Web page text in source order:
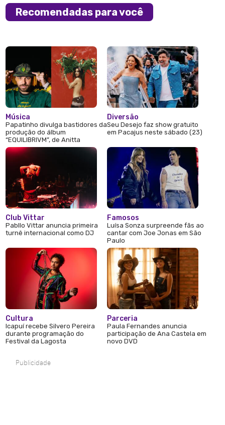
Recomendadas para você
Música
Papatinho divulga bastidores da
produção do álbum
“EQUILIBRIVM”, de Anitta
Club Vittar
Pabllo Vittar anuncia primeira
turnê internacional como DJ
Cultura
Icapuí recebe Silvero Pereira
durante programação do
Festival da Lagosta
Diversão
Seu Desejo faz show gratuito
em Pacajus neste sábado (23)
Famosos
Luísa Sonza surpreende fãs ao
cantar com Joe Jonas em São
Paulo
Parceria
Paula Fernandes anuncia
participação de Ana Castela em
novo DVD
Publicidade